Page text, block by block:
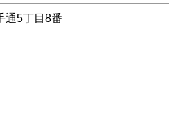
通5丁目8番